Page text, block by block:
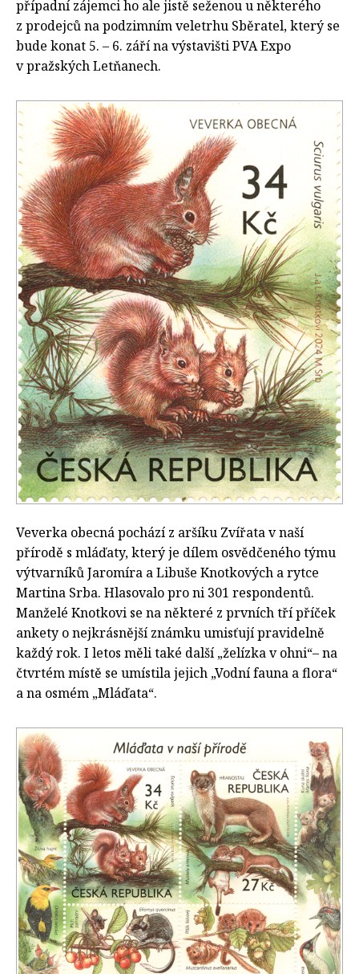
případní zájemci ho ale jistě seženou u některého
z prodejců na podzimním veletrhu Sběratel, který se
bude konat 5. – 6. září na výstavišti PVA Expo
v pražských Letňanech.
Veverka obecná pochází z aršíku Zvířata v naší
přírodě s mláďaty, který je dílem osvědčeného týmu
výtvarníků Jaromíra a Libuše Knotkových a rytce
Martina Srba. Hlasovalo pro ni 301 respondentů.
Manželé Knotkovi se na některé z prvních tří příček
ankety o nejkrásnější známku umisťují pravidelně
každý rok. I letos měli také další „želízka v ohni“– na
čtvrtém místě se umístila jejich „Vodní fauna a flora“
a na osmém „Mláďata“.